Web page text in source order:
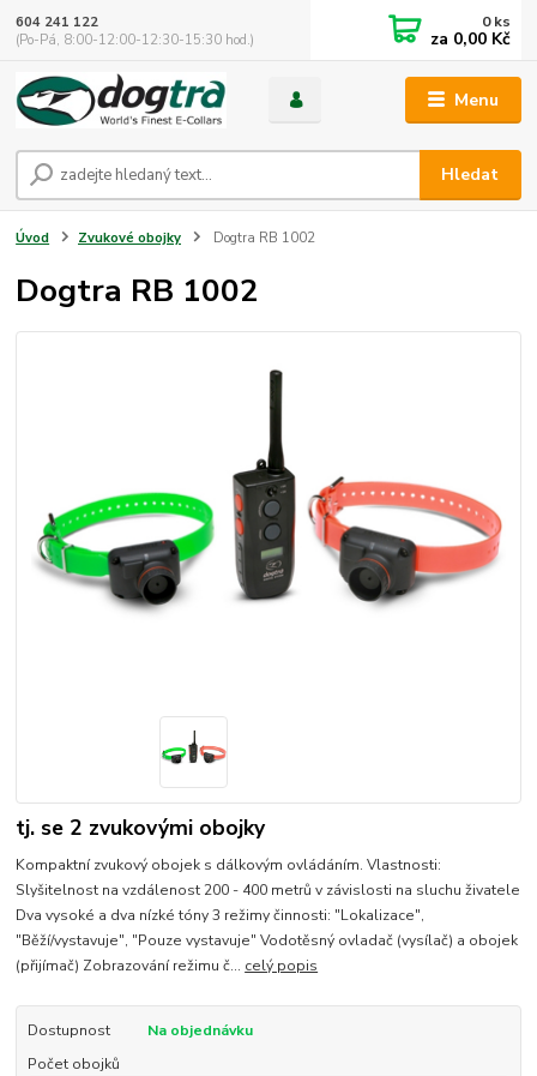
Menu
Hledat
604 241 122
(Po-Pá, 8:00-12:00-12:30-15:30 hod.)
0ks
za 0,00 Kč
Úvod Zvukové obojky Dogtra RB 1002
Dogtra RB 1002
tj. se 2 zvukovými obojky
Kompaktní zvukový obojek s dálkovým ovládáním. Vlastnosti:
Slyšitelnost na vzdálenost 200 - 400 metrů v závislosti na sluchu živatele
Dva vysoké a dva nízké tóny 3 režimy činnosti: "Lokalizace",
"Běží/vystavuje", "Pouze vystavuje" Vodotěsný ovladač (vysílač) a obojek
(přijímač) Zobrazování režimu č... celý popis
Dostupnost
Na objednávku
Počet obojků